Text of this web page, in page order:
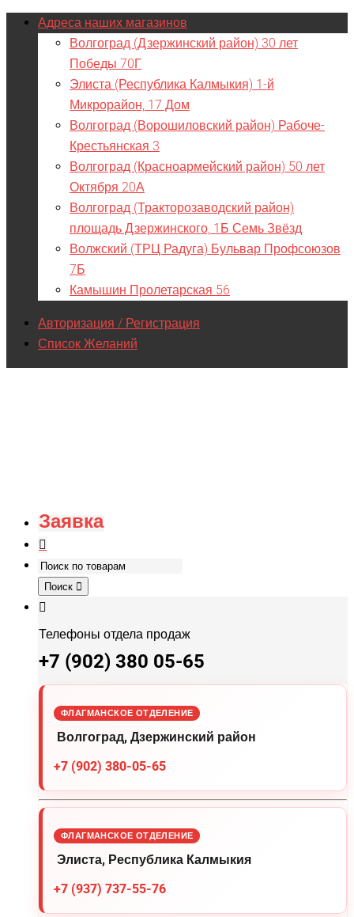
Адреса наших магазинов
Волгоград (Дзержинский район) 30 лет
Победы 70Г
Элиста (Республика Калмыкия) 1-й
Микрорайон, 17 Дом
Волгоград (Ворошиловский район) Рабоче-
Крестьянская 3
Волгоград (Красноармейский район) 50 лет
Октября 20А
Волгоград (Тракторозаводский район)
площадь Дзержинского, 1Б Семь Звёзд
Волжский (ТРЦ Радуга) Бульвар Профсоюзов
7Б
Камышин Пролетарская 56
Авторизация / Регистрация
Список Желаний
Заявка
Поиск
Телефоны отдела продаж
+7 (902) 380 05-65
ФЛАГМАНСКОЕ ОТДЕЛЕНИЕ
Волгоград, Дзержинский район
+7 (902) 380-05-65
ФЛАГМАНСКОЕ ОТДЕЛЕНИЕ
Элиста, Республика Калмыкия
+7 (937) 737-55-76